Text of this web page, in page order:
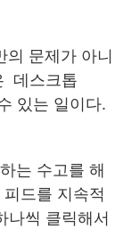
문제가 아니
데스크톱
있는 일이다.
는 수고를 해
드를 지속적
나씩 클릭해서